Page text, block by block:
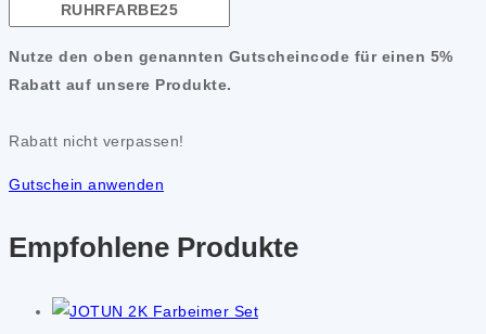
Nutze den oben genannten Gutscheincode für einen 5%
Rabatt auf unsere Produkte.
Rabatt nicht verpassen!
Gutschein anwenden
Empfohlene Produkte